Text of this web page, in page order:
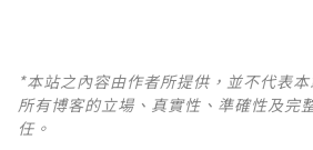
*本站之內容由作者所提供，並不代表
所有博客的立場、真實性、準確性及完
任。